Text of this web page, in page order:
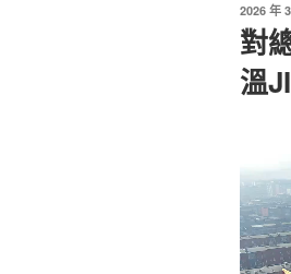
發
佈
於
2026 年
對
溫